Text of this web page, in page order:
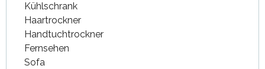
Kühlschrank
Haartrockner
Handtuchtrockner
Fernsehen
Sofa